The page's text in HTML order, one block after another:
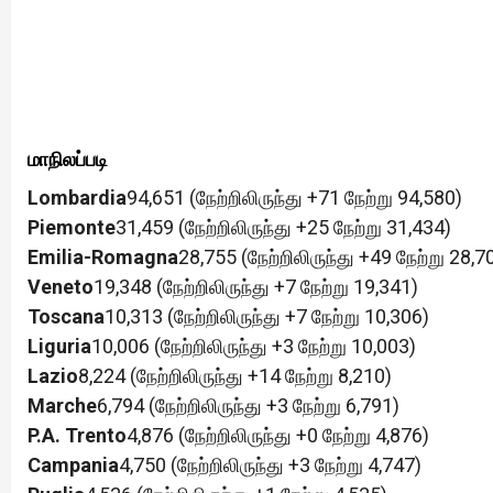
மாநிலப்படி
Lombardia94,651 (நேற்றிலிருந்து +71 நேற்று 94,580)
Piemonte31,459 (நேற்றிலிருந்து +25 நேற்று 31,434)
Emilia-Romagna28,755 (நேற்றிலிருந்து +49 நேற்று
Veneto19,348 (நேற்றிலிருந்து +7 நேற்று 19,341)
Toscana10,313 (நேற்றிலிருந்து +7 நேற்று 10,306)
Liguria10,006 (நேற்றிலிருந்து +3 நேற்று 10,003)
Lazio8,224 (நேற்றிலிருந்து +14 நேற்று 8,210)
Marche6,794 (நேற்றிலிருந்து +3 நேற்று 6,791)
P.A. Trento4,876 (நேற்றிலிருந்து +0 நேற்று 4,876)
Campania4,750 (நேற்றிலிருந்து +3 நேற்று 4,747)